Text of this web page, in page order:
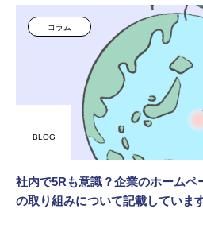
コラム
BLOG
社内で5Rも意識？企業のホームペ
の取り組みについて記載していま